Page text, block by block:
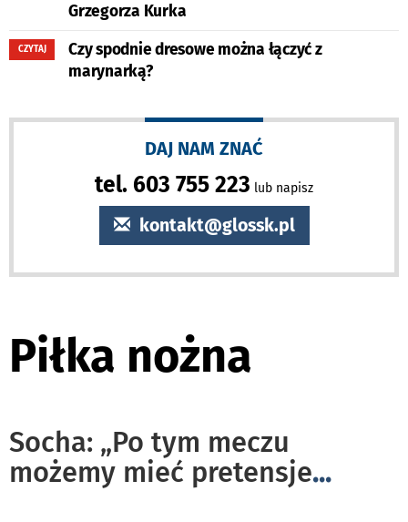
Grzegorza Kurka
CZYTAJ
Czy spodnie dresowe można łączyć z
marynarką?
DAJ NAM ZNAĆ
tel. 603 755 223 lub napisz
kontakt@glossk.pl
Piłka nożna
Socha: „Po tym meczu
możemy mieć pretensje...